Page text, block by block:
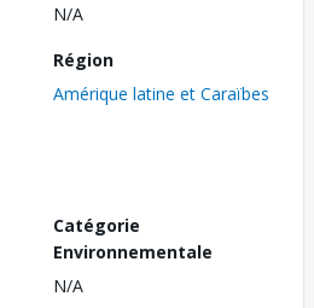
N/A
Région
Amérique latine et Caraïbes
Catégorie
Environnementale
N/A